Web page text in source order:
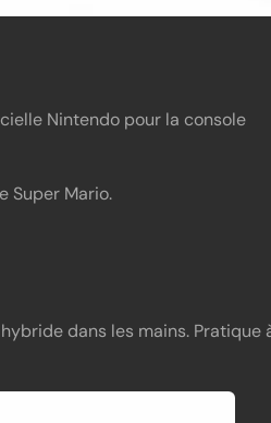
Nintendo pour la console
Super Mario.
dans les mains. Pratique